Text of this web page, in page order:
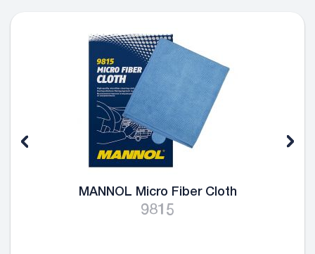
MANNOL Micro Fiber Cloth
9815